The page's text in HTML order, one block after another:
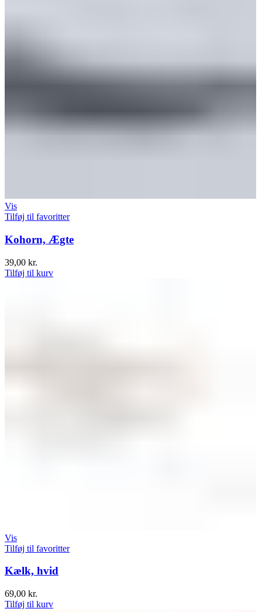
Vis
Tilføj til favoritter
Kohorn, Ægte
39,00 kr.
Tilføj til kurv
Vis
Tilføj til favoritter
Kælk, hvid
69,00 kr.
Tilføj til kurv